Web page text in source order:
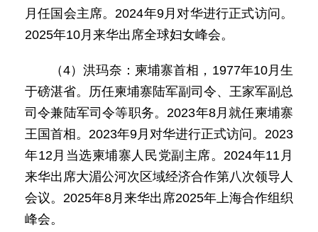
月任国会主席。2024年9月对华进行正式访问。
2025年10月来华出席全球妇女峰会。
（4）洪玛奈：柬埔寨首相，1977年10月生
于磅湛省。历任柬埔寨陆军副司令、王家军副总
司令兼陆军司令等职务。2023年8月就任柬埔寨
王国首相。2023年9月对华进行正式访问。2023
年12月当选柬埔寨人民党副主席。2024年11月
来华出席大湄公河次区域经济合作第八次领导人
会议。2025年8月来华出席2025年上海合作组织
峰会。